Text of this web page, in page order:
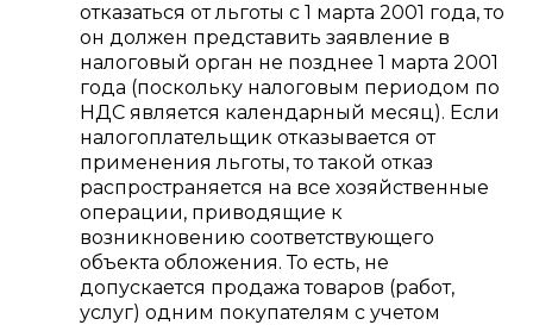
отказаться от льготы с 1 марта 2001 года, то
он должен представить заявление в
налоговый орган не позднее 1 марта 2001
года (поскольку налоговым периодом по
НДС является календарный месяц). Если
налогоплательщик отказывается от
применения льготы, то такой отказ
распространяется на все хозяйственные
операции, приводящие к
возникновению соответствующего
объекта обложения. То есть, не
допускается продажа товаров (работ,
услуг) одним покупателям с учетом